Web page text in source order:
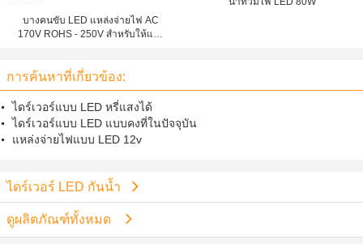
บางคนขับ LED แหล่งจ่ายไฟ AC
170V ROHS - 250V สำหรับให้แสง
การค้นหาที่เกี่ยวข้อง:
ไดร์เวอร์แบบ LED หรี่แสงได้
ไดร์เวอร์แบบ LED แบบคงที่ในปัจจุบัน
แหล่งจ่ายไฟแบบ LED 12v
ไดร์เวอร์ LED กันน้ำ
ดูผลิตภัณฑ์ทั้งหมด